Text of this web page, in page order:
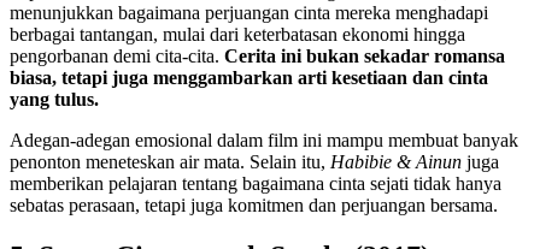
menunjukkan bagaimana perjuangan cinta mereka menghadapi
berbagai tantangan, mulai dari keterbatasan ekonomi hingga
pengorbanan demi cita-cita. Cerita ini bukan sekadar romansa
biasa, tetapi juga menggambarkan arti kesetiaan dan cinta
yang tulus.
Adegan-adegan emosional dalam film ini mampu membuat banyak
penonton meneteskan air mata. Selain itu, Habibie & Ainun juga
memberikan pelajaran tentang bagaimana cinta sejati tidak hanya
sebatas perasaan, tetapi juga komitmen dan perjuangan bersama.